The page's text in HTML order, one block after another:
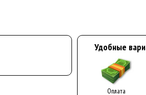
Удобные
Оплата